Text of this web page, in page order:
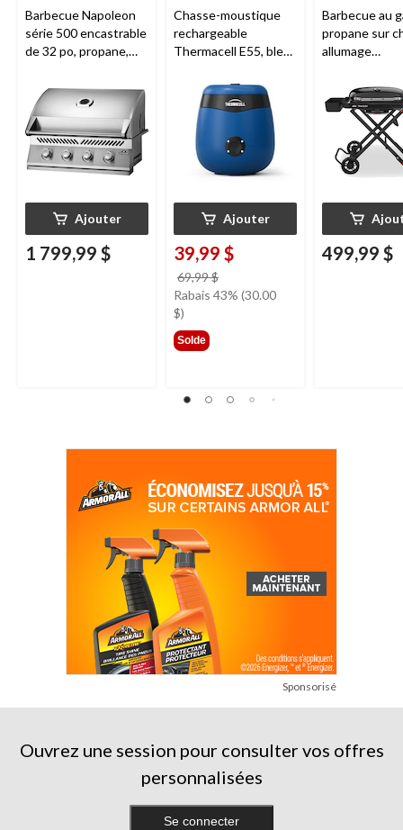
Barbecue Napoleon
série 500 encastrable
de 32 po, propane,
Ajouter
1 799,99 $
Chasse-moustique
rechargeable
Thermacell E55, bleu
Ajouter
39,99 $
69,99 $
était
Rabais 43% (30.00
$)
Solde
Barbecue au
propane sur
allumage
Weber
fonte, noir
499,99 $
Sponsorisé
Ouvrez une session pour consulter vos offres
personnalisées
Se connecter